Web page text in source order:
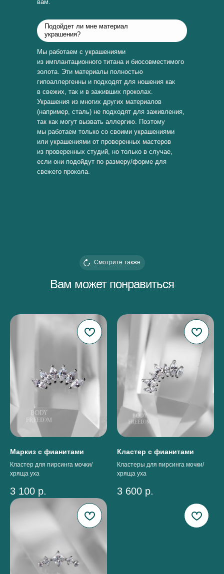
вам.
Подойдет ли мне материал
украшения?
Мы работаем с украшениями
из имплантационного титана и биосовместимого
золота. Эти материалы полностью
гипоаллергенны и подходят для ношения как
в свежих, так и в заживших проколах.
Украшения из многих других материалов
(например, сталь) не подходят для заживления,
так как могут вызвать аллергию. Поэтому
мы работаем только со своими украшениями
или украшениями от проверенных мастеров
из проверенных студий, но только в случае,
если они подойдут по размеру/форме для
свежего прокола.
Вам может понравиться
Смотрите также
Маркиз с фианитами
Кластер для пирсинга мочки/
хряща уха
3 100 р.
Кластер с фианитами
Кластеры для пирсинга мочки/
хряща уха
3 600 р.